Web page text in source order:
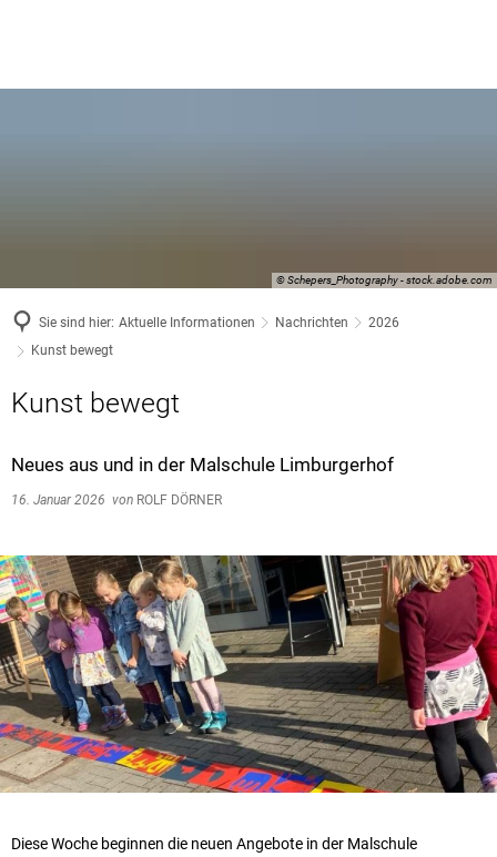
© Schepers_Photography - stock.adobe.com
Sie sind hier: Aktuelle Informationen Nachrichten
2026
Kunst bewegt
Kunst bewegt
Neues aus und in der Malschule Limburgerhof
16. Januar 2026 von ROLF DÖRNER
Diese Woche beginnen die neuen Angebote in der Malschule